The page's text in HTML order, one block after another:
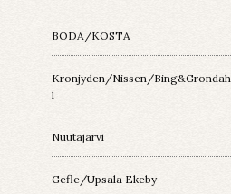
BODA/KOSTA
Kronjyden/Nissen/Bing&Grondah
l
Nuutajarvi
Gefle/Upsala Ekeby